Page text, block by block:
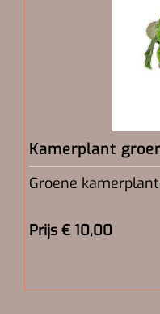
Kamerplant
Groene
Prijs € 10,00